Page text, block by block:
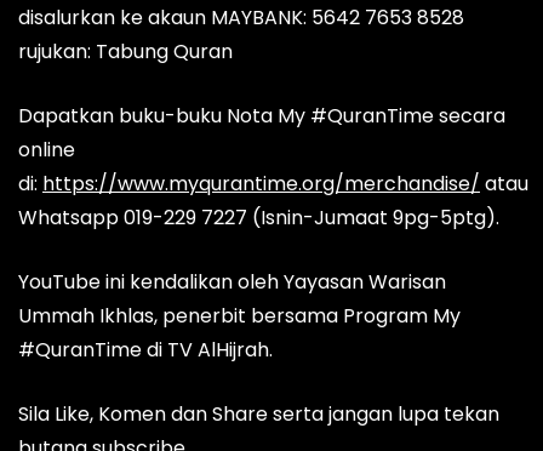
disalurkan ke akaun MAYBANK: 5642 7653 8528
rujukan: Tabung Quran
Dapatkan buku-buku Nota My #QuranTime secara
online
di: https://www.myqurantime.org/merchandise/ atau
Whatsapp 019-229 7227 (Isnin-Jumaat 9pg-5ptg).
YouTube ini kendalikan oleh Yayasan Warisan
Ummah Ikhlas, penerbit bersama Program My
#QuranTime di TV AlHijrah.
Sila Like, Komen dan Share serta jangan lupa tekan